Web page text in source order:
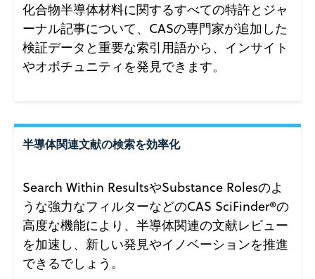
化合物半導体材料に関するすべての特許とジャ
ーナル記事について、CASの専門家が追加した
検証データと重要な索引用語から、インサイト
やオポチュニティを発見できます。
半導体関連文献の検索を効率化
Search Within ResultsやSubstance Rolesのよ
うな強力なフィルターなどのCAS SciFinder®の
高度な機能により、半導体関連の文献レビュー
を加速し、新しい発見やイノベーションを推進
できるでしょう。